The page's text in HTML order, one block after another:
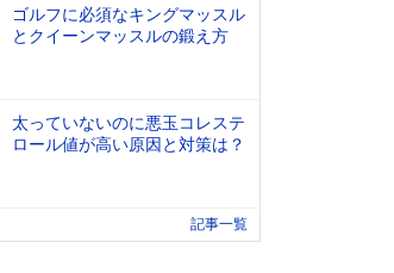
ゴルフに必須なキングマッスル
とクイーンマッスルの鍛え方
太っていないのに悪玉コレステ
ロール値が高い原因と対策は？
記事一覧